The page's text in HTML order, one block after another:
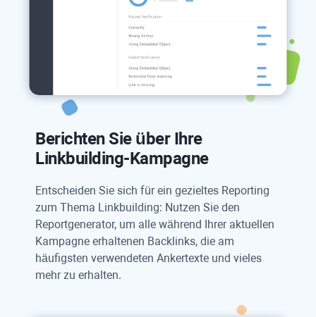
Berichten Sie über Ihre
Linkbuilding-Kampagne
Entscheiden Sie sich für ein gezieltes Reporting
zum Thema Linkbuilding: Nutzen Sie den
Reportgenerator, um alle während Ihrer aktuellen
Kampagne erhaltenen Backlinks, die am
häufigsten verwendeten Ankertexte und vieles
mehr zu erhalten.